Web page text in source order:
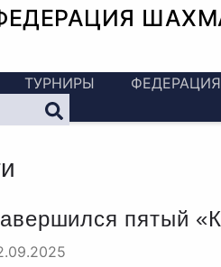
ТУРНИРЫ ФЕДЕРАЦИЯ
пятый